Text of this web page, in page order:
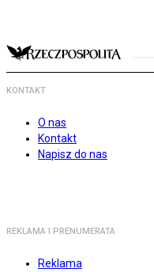
KONTAKT
O nas
Kontakt
Napisz do nas
REKLAMA I PRENUMERATA
Reklama